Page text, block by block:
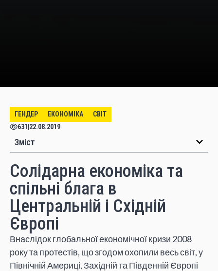
ГЕНДЕР ЕКОНОМІКА
СВІТ
631 22.08.2019
Зміст
Солідарна економіка та
спільні блага в
Центральній і Східній
Європі
Внаслідок глобальної економічної кризи 2008
року та протестів, що згодом охопили весь світ, у
Північній Америці, Західній та Південній Європі